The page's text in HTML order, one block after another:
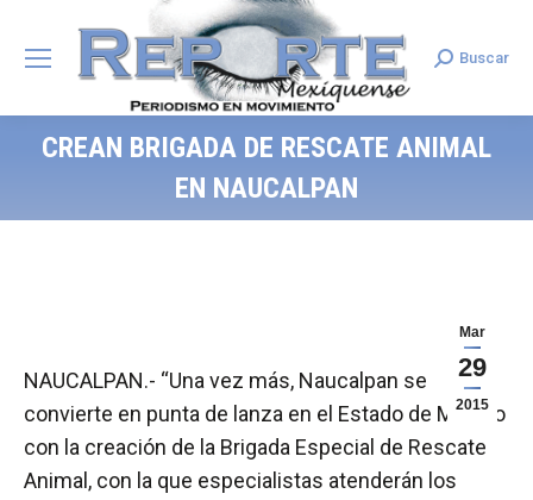
Search:
Buscar
CREAN BRIGADA DE RESCATE ANIMAL
EN NAUCALPAN
Mar
29
2015
NAUCALPAN.- “Una vez más, Naucalpan se
convierte en punta de lanza en el Estado de México
con la creación de la Brigada Especial de Rescate
Animal, con la que especialistas atenderán los